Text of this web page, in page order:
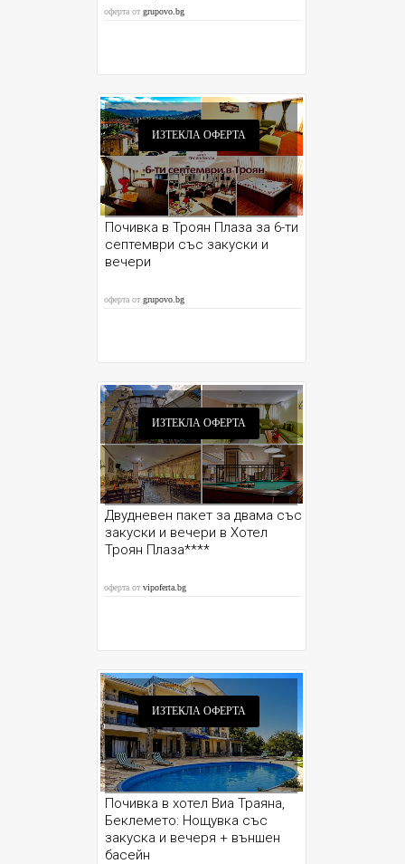
оферта отgrupovo.bg
ИЗТЕКЛА ОФЕРТА
Почивка в Троян Плаза за 6-ти
септември със закуски и
вечери
оферта отgrupovo.bg
ИЗТЕКЛА ОФЕРТА
Двудневен пакет за двама със
закуски и вечери в Хотел
Троян Плаза****
оферта отvipoferta.bg
ИЗТЕКЛА ОФЕРТА
Почивка в хотел Виа Траяна,
Беклемето: Нощувка със
закуска и вечеря + външен
басейн